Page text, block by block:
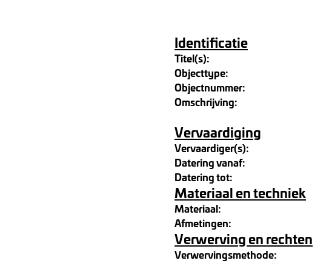
Identificatie
Titel(s):
Objecttype:
Objectnummer:
Omschrijving:
Vervaardiging
Vervaardiger(s):
Datering vanaf:
Datering tot:
Materiaal en techniek
Materiaal:
Afmetingen:
Verwerving en rechten
Verwervingsmethode: